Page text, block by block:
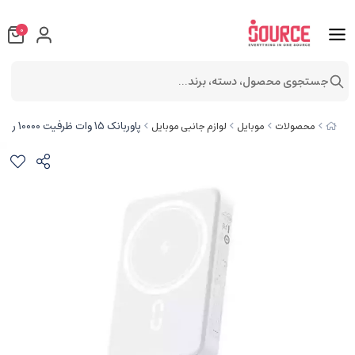
محصولات موبایل لوازم جانبی موبایل پاوربانک 15 وات ظرفیت 10000 روموس WMS10-121
0
جستجوی محصول، دسته، برند...